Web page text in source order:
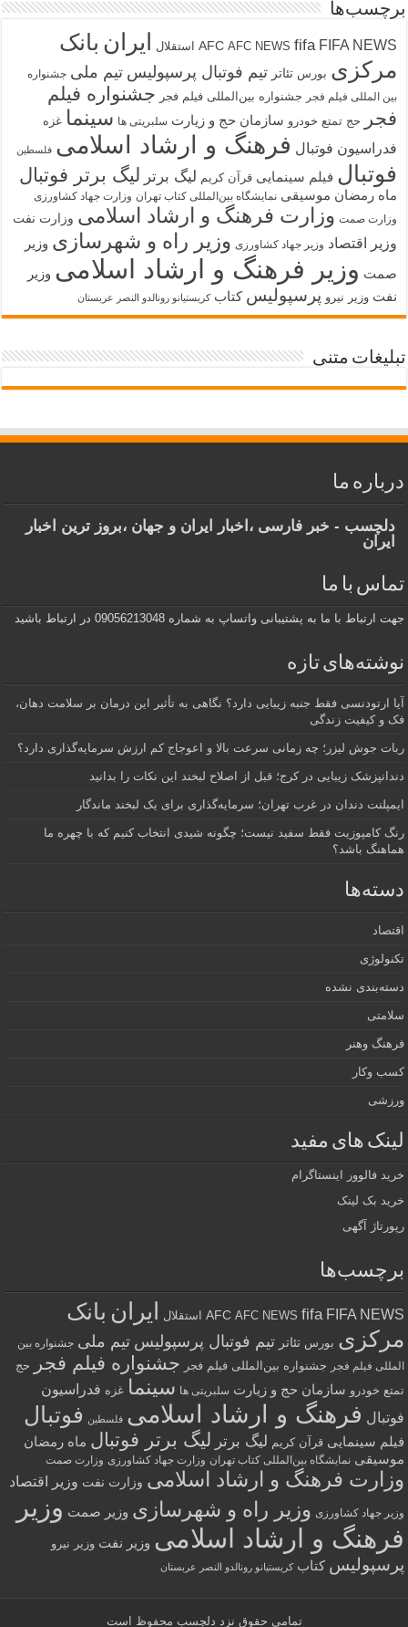
برچسب‌ها
AFC AFC NEWS fifa FIFA NEWS استقلال ایران بانک
مرکزی بورس تئاتر تیم فوتبال پرسپولیس تیم ملی جشنواره
بین المللی فیلم فجر جشنواره بین‌المللی فیلم فجر جشنواره فیلم
فجر
حج تمتع خودرو سازمان حج و زیارت سلبریتی ها سینما غزه
فدراسیون فوتبال فرهنگ و ارشاد اسلامی فلسطین
فوتبال فیلم سینمایی قرآن کریم لیگ برتر لیگ برتر فوتبال
ماه رمضان موسیقی نمایشگاه بین‌المللی کتاب تهران وزارت جهاد کشاورزی
وزارت صمت وزارت فرهنگ و ارشاد اسلامی وزارت نفت
وزیر اقتصاد وزیر جهاد کشاورزی وزیر راه و شهرسازی وزیر
صمت وزیر فرهنگ و ارشاد اسلامی وزیر
نفت وزیر نیرو پرسپولیس کتاب کریستیانو رونالدو النصر عربستان
تبلیغات متنی
درباره ما
دلچسب - خبر فارسی ،اخبار ایران و جهان ،بروز ترین اخبار
ایران
تماس با ما
جهت ارتباط با ما به پشتیبانی واتساپ به شماره 09056213048 در ارتباط باشید
نوشته‌های تازه
آیا ارتودنسی فقط جنبه زیبایی دارد؟ نگاهی به تأثیر این درمان بر سلامت دهان،
فک و کیفیت زندگی
ربات جوش لیزر؛ چه زمانی سرعت بالا و اعوجاج کم ارزش سرمایه‌گذاری دارد؟
دندانپزشک زیبایی در کرج؛ قبل از اصلاح لبخند این نکات را بدانید
ایمپلنت دندان در غرب تهران؛ سرمایه‌گذاری برای یک لبخند ماندگار
رنگ کامپوزیت فقط سفید نیست؛ چگونه شیدی انتخاب کنیم که با چهره ما
هماهنگ باشد؟
دسته‌ها
اقتصاد
تکنولوژی
دسته‌بندی نشده
سلامتی
فرهنگ وهنر
کسب وکار
ورزشی
لینک های مفید
خرید فالوور اینستاگرام
خرید بک لینک
رپورتاژ آگهی
برچسب‌ها
AFC AFC NEWS fifa FIFA NEWS استقلال ایران بانک
مرکزی بورس تئاتر تیم فوتبال پرسپولیس تیم ملی جشنواره بین
المللی فیلم فجر جشنواره بین‌المللی فیلم فجر جشنواره فیلم فجر
حج
تمتع خودرو سازمان حج و زیارت سلبریتی ها سینما غزه فدراسیون
فوتبال فرهنگ و ارشاد اسلامی فلسطین فوتبال
فیلم سینمایی قرآن کریم لیگ برتر لیگ برتر فوتبال ماه رمضان
موسیقی نمایشگاه بین‌المللی کتاب تهران وزارت جهاد کشاورزی وزارت صمت
وزارت فرهنگ و ارشاد اسلامی وزارت نفت وزیر اقتصاد
وزیر جهاد کشاورزی وزیر راه و شهرسازی وزیر صمت وزیر
فرهنگ و ارشاد اسلامی وزیر نفت وزیر نیرو
پرسپولیس کتاب کریستیانو رونالدو النصر عربستان
تمامی حقوق نزد دلچسب محفوظ است